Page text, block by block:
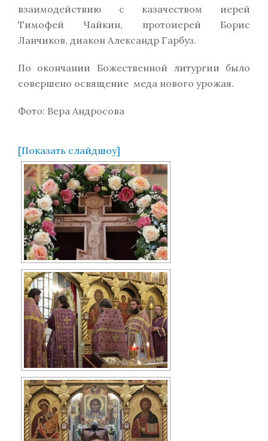
взаимодействию с казачеством иерей
Тимофей Чайкин, протоиерей Борис
Ланчиков, диакон Александр Гарбуз.
По окончании Божественной литургии было
совершено освящение меда нового урожая.
Фото: Вера Андросова
[Показать слайдшоу]